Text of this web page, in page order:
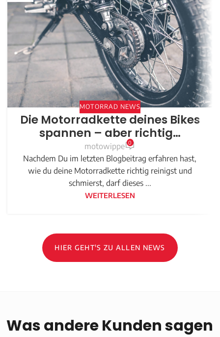
MOTORRAD NEWS
Die Motorradkette deines Bikes
spannen – aber richtig…
motowippe 0
Nachdem Du im letzten Blogbeitrag erfahren hast,
wie du deine Motorradkette richtig reinigst und
schmierst, darf dieses ...
WEITERLESEN
HIER GEHT'S ZU ALLEN NEWS
Was andere Kunden sagen